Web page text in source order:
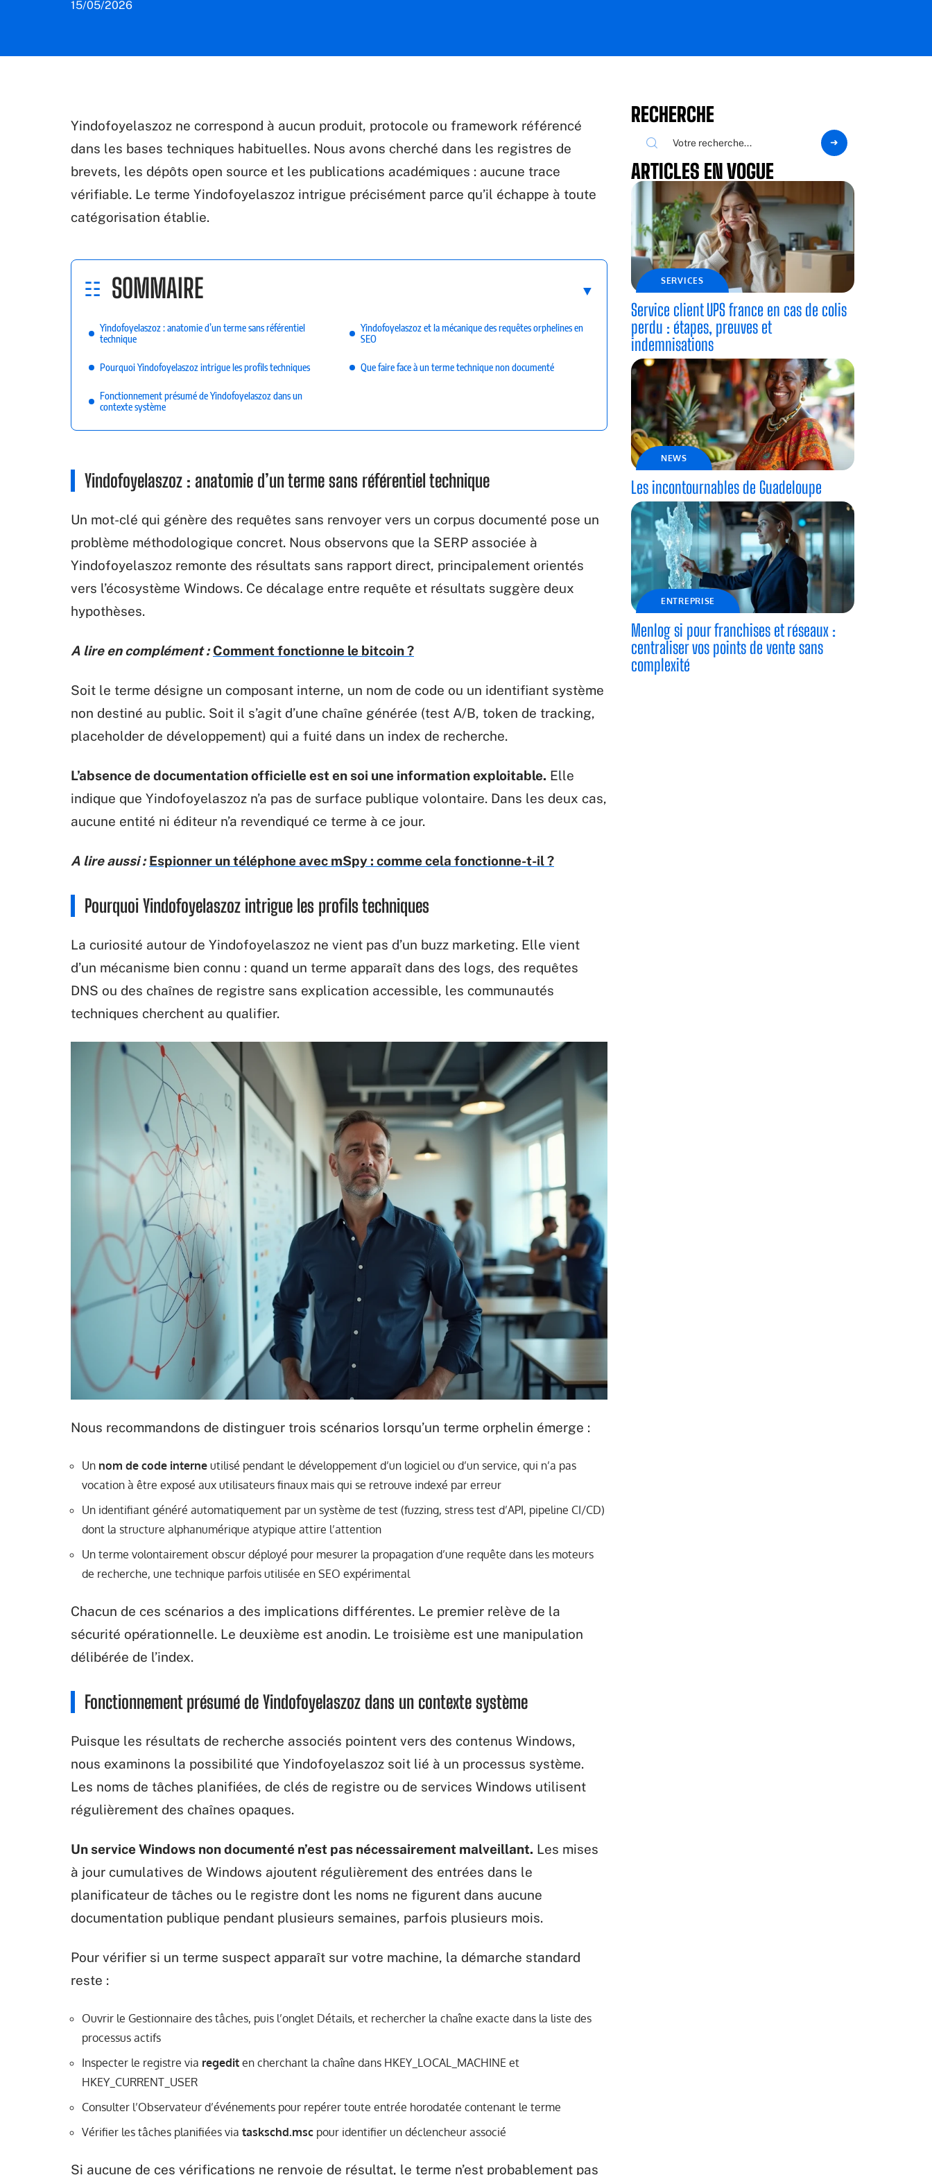
15/05/2026
Yindofoyelaszoz ne correspond à aucun produit, protocole ou framework référencé
dans les bases techniques habituelles. Nous avons cherché dans les registres de
brevets, les dépôts open source et les publications académiques : aucune trace
vérifiable. Le terme Yindofoyelaszoz intrigue précisément parce qu’il échappe à toute
catégorisation établie.
SOMMAIRE
Yindofoyelaszoz : anatomie d’un terme sans référentiel
technique
Pourquoi Yindofoyelaszoz intrigue les profils techniques
Fonctionnement présumé de Yindofoyelaszoz dans un
contexte système
Yindofoyelaszoz et la mécanique des requêtes orphelines en
SEO
Que faire face à un terme technique non documenté
Yindofoyelaszoz : anatomie d’un terme sans référentiel technique
Un mot-clé qui génère des requêtes sans renvoyer vers un corpus documenté pose un
problème méthodologique concret. Nous observons que la SERP associée à
Yindofoyelaszoz remonte des résultats sans rapport direct, principalement orientés
vers l’écosystème Windows. Ce décalage entre requête et résultats suggère deux
hypothèses.
A lire en complément : Comment fonctionne le bitcoin ?
Soit le terme désigne un composant interne, un nom de code ou un identifiant système
non destiné au public. Soit il s’agit d’une chaîne générée (test A/B, token de tracking,
placeholder de développement) qui a fuité dans un index de recherche.
L’absence de documentation officielle est en soi une information exploitable. Elle
indique que Yindofoyelaszoz n’a pas de surface publique volontaire. Dans les deux cas,
aucune entité ni éditeur n’a revendiqué ce terme à ce jour.
A lire aussi : Espionner un téléphone avec mSpy : comme cela fonctionne-t-il ?
Pourquoi Yindofoyelaszoz intrigue les profils techniques
La curiosité autour de Yindofoyelaszoz ne vient pas d’un buzz marketing. Elle vient
d’un mécanisme bien connu : quand un terme apparaît dans des logs, des requêtes
DNS ou des chaînes de registre sans explication accessible, les communautés
techniques cherchent au qualifier.
Nous recommandons de distinguer trois scénarios lorsqu’un terme orphelin émerge :
Un nom de code interne utilisé pendant le développement d’un logiciel ou d’un service, qui n’a pas
vocation à être exposé aux utilisateurs finaux mais qui se retrouve indexé par erreur
Un identifiant généré automatiquement par un système de test (fuzzing, stress test d’API, pipeline CI/CD)
dont la structure alphanumérique atypique attire l’attention
Un terme volontairement obscur déployé pour mesurer la propagation d’une requête dans les moteurs
de recherche, une technique parfois utilisée en SEO expérimental
Chacun de ces scénarios a des implications différentes. Le premier relève de la
sécurité opérationnelle. Le deuxième est anodin. Le troisième est une manipulation
délibérée de l’index.
Fonctionnement présumé de Yindofoyelaszoz dans un contexte système
Puisque les résultats de recherche associés pointent vers des contenus Windows,
nous examinons la possibilité que Yindofoyelaszoz soit lié à un processus système.
Les noms de tâches planifiées, de clés de registre ou de services Windows utilisent
régulièrement des chaînes opaques.
Un service Windows non documenté n’est pas nécessairement malveillant. Les mises
à jour cumulatives de Windows ajoutent régulièrement des entrées dans le
planificateur de tâches ou le registre dont les noms ne figurent dans aucune
documentation publique pendant plusieurs semaines, parfois plusieurs mois.
Pour vérifier si un terme suspect apparaît sur votre machine, la démarche standard
reste :
Ouvrir le Gestionnaire des tâches, puis l’onglet Détails, et rechercher la chaîne exacte dans la liste des
processus actifs
Inspecter le registre via regedit en cherchant la chaîne dans HKEY_LOCAL_MACHINE et
HKEY_CURRENT_USER
Consulter l’Observateur d’événements pour repérer toute entrée horodatée contenant le terme
Vérifier les tâches planifiées via taskschd.msc pour identifier un déclencheur associé
Si aucune de ces vérifications ne renvoie de résultat, le terme n’est probablement pas
RECHERCHE
ARTICLES EN VOGUE
SERVICES
Service client UPS france en cas de colis
perdu : étapes, preuves et
indemnisations
NEWS
Les incontournables de Guadeloupe
ENTREPRISE
Menlog si pour franchises et réseaux :
centraliser vos points de vente sans
complexité